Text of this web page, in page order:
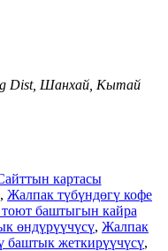
Dist, Шанхай, Кытай
картасы
, Жалпак түбүндөгү кофе
баштыгын кайра
өндүрүүчүсү, Жалпак
баштык жеткирүүчүсү,